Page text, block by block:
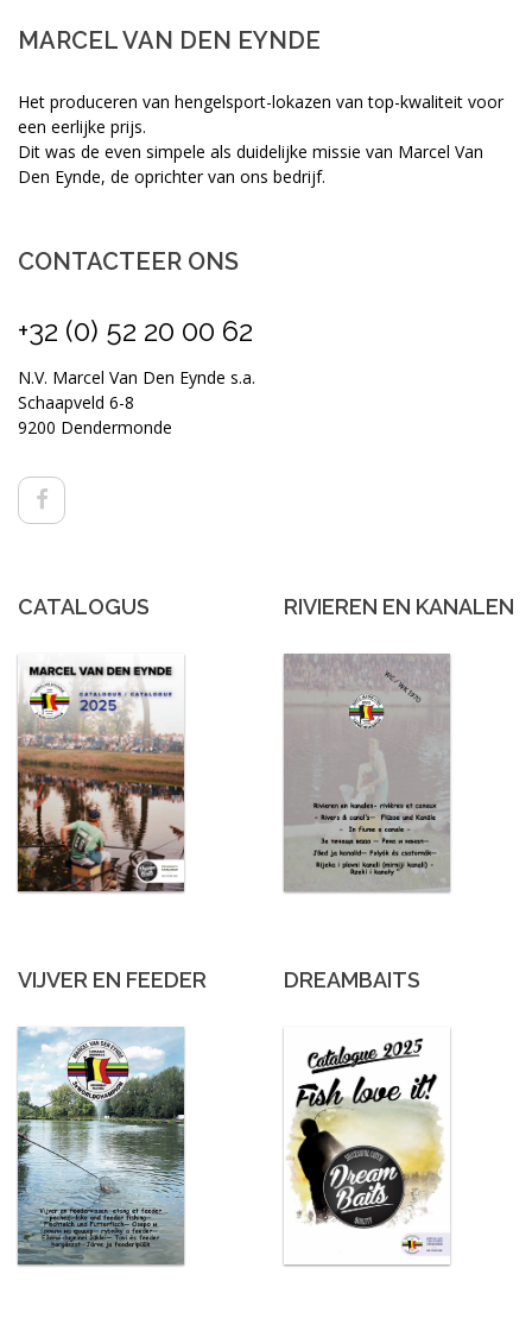
MARCEL VAN DEN EYNDE
Het produceren van hengelsport-lokazen van top-kwaliteit voor
een eerlijke prijs.
Dit was de even simpele als duidelijke missie van Marcel Van
Den Eynde, de oprichter van ons bedrijf.
CONTACTEER ONS
+32 (0) 52 20 00 62
N.V. Marcel Van Den Eynde s.a.
Schaapveld 6-8
9200 Dendermonde
CATALOGUS RIVIEREN EN KANALEN
VIJVER EN FEEDER DREAMBAITS